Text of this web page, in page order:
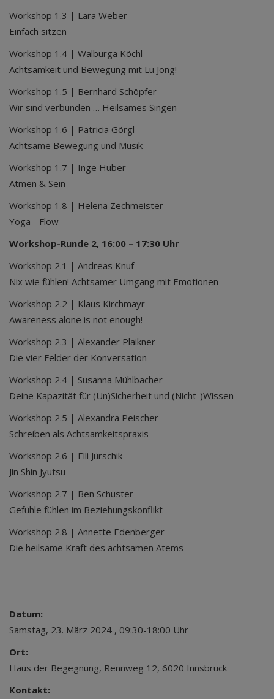
Workshop 1.3 | Lara Weber
Einfach sitzen
Workshop 1.4 | Walburga Köchl
Achtsamkeit und Bewegung mit Lu Jong!
Workshop 1.5 | Bernhard Schöpfer
Wir sind verbunden … Heilsames Singen
Workshop 1.6 | Patricia Görgl
Achtsame Bewegung und Musik
Workshop 1.7 | Inge Huber
Atmen & Sein
Workshop 1.8 | Helena Zechmeister
Yoga - Flow
Workshop-Runde 2, 16:00 – 17:30 Uhr
Workshop 2.1 | Andreas Knuf
Nix wie fühlen! Achtsamer Umgang mit Emotionen
Workshop 2.2 | Klaus Kirchmayr
Awareness alone is not enough!
Workshop 2.3 | Alexander Plaikner
Die vier Felder der Konversation
Workshop 2.4 | Susanna Mühlbacher
Deine Kapazität für (Un)Sicherheit und (Nicht-)Wissen
Workshop 2.5 | Alexandra Peischer
Schreiben als Achtsamkeitspraxis
Workshop 2.6 | Elli Jürschik
Jin Shin Jyutsu
Workshop 2.7 | Ben Schuster
Gefühle fühlen im Beziehungskonflikt
Workshop 2.8 | Annette Edenberger
Die heilsame Kraft des achtsamen Atems
Datum:
Samstag, 23. März 2024 , 09:30-18:00 Uhr
Ort:
Haus der Begegnung, Rennweg 12, 6020 Innsbruck
Kontakt: